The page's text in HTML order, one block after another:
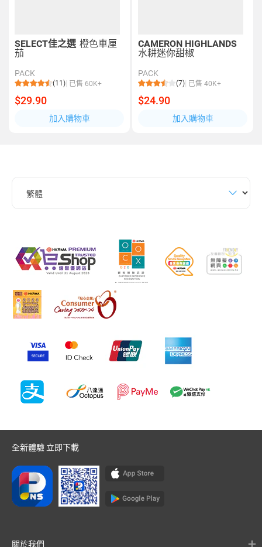
SELECT佳之選 橙色車厘
茄
PACK
(11) 已售 60K+
$29.90
加入購物車
CAMERON HIGHLANDS
水耕迷你甜椒
PACK
(7) 已售 40K+
$24.90
加入購物車
全新體驗 立即下載
關於我們